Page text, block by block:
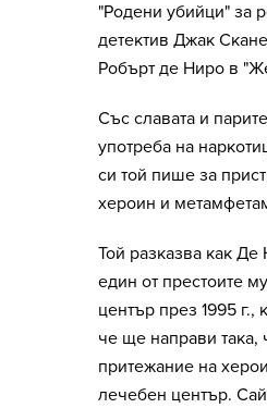
"Родени убийци" за
детектив Джак
Робърт де Ниро в
Със славата и
употреба на
си той пише за
хероин и
Той разказва как
един от престоите
център през 1995 г.,
че ще направи така,
притежание на
лечебен център.